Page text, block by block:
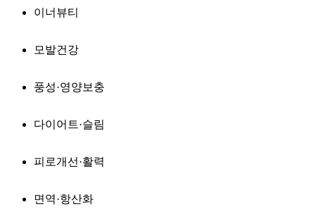
이너뷰티
모발건강
풍성·영양보충
다이어트·슬림
피로개선·활력
면역·항산화